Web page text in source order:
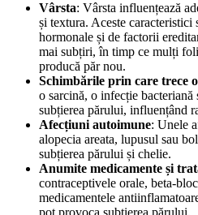
Vârsta: Vârsta influențează
și textura. Aceste
hormonale și de factorii
mai subțiri, în timp ce mulți
producă păr nou.
Schimbările prin care trece
o sarcină, o infecție
subțierea părului, influențând
Afecțiuni autoimune: Unele
alopecia areata, lupusul sau
subțierea părului și chelie.
Anumite medicamente și
contraceptivele orale, beta-
medicamentele